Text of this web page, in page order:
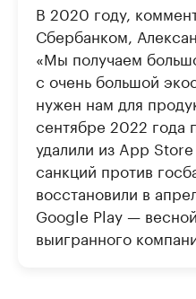
В 2020 году,
Сбербанком,
«Мы получаем
с очень большой
нужен нам для
сентябре 2022
удалили из App
санкций против
восстановили в
Google Play —
выигранного